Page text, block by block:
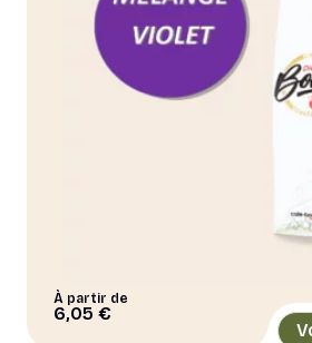
À partir de
6,05 €
Ce